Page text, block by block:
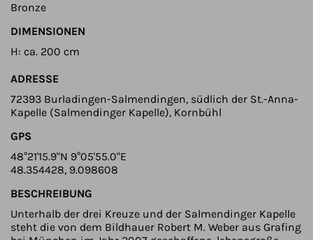
Bronze
DIMENSIONEN
H: ca. 200 cm
ADRESSE
72393 Burladingen-Salmendingen, südlich der St.-Anna-
Kapelle (Salmendinger Kapelle), Kornbühl
GPS
48°21'15.9"N 9°05'55.0"E
48.354428, 9.098608
BESCHREIBUNG
Unterhalb der drei Kreuze und der Salmendinger Kapelle
steht die von dem Bildhauer Robert M. Weber aus Grafing